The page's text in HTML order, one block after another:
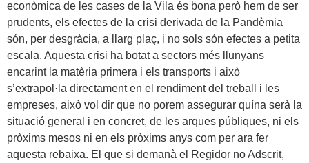
econòmica de les cases de la Vila és bona però hem de ser
prudents, els efectes de la crisi derivada de la Pandèmia
són, per desgràcia, a llarg plaç, i no sols són efectes a petita
escala. Aquesta crisi ha botat a sectors més llunyans
encarint la matèria primera i els transports i això
s’extrapol·la directament en el rendiment del treball i les
empreses, això vol dir que no porem assegurar quína serà la
situació general i en concret, de les arques públiques, ni els
pròxims mesos ni en els pròxims anys com per ara fer
aquesta rebaixa. El que si demanà el Regidor no Adscrit,